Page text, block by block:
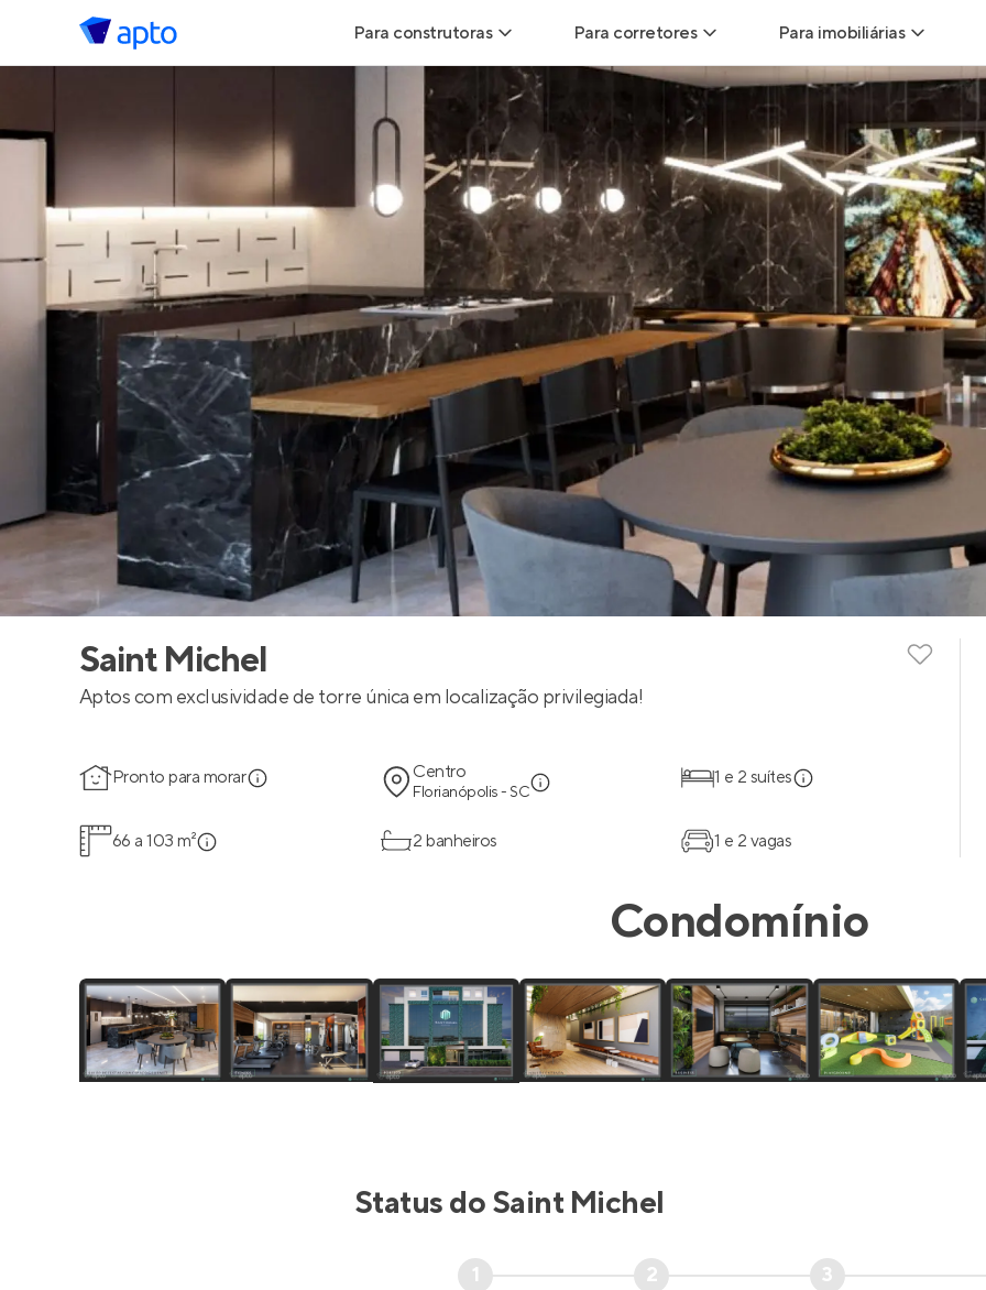
Para construtoras
Geração de Leads
Geração de Visitas
Geração de Vendas
Maiores Construtoras
Parcerias Imobiliárias
Anunciar Imóveis
Para corretores
Leads para Corretores
Corretor+
Parcerias imobiliárias
Hub de Corretores
Perfil Verificado
Anunciar imóveis
Para imobiliárias
Leads para
Hub de imobiliárias
Anunciar imóveis
Saint Michel
Aptos com exclusividade de torre única em localização privilegiada!
Pronto para morar Centro
Florianópolis - SC
1 e 2 suítes
66 a 103 m² 2 banheiros 1 e 2 vagas
Condomínio
Status doSaint Michel
1
2
3